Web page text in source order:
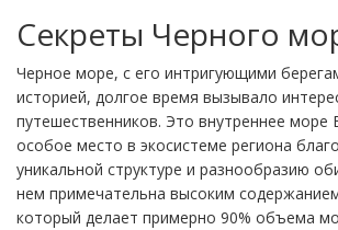
Секреты Черного
Черное море, с его интригующими
историей, долгое время вызывало
путешественников. Это внутреннее море
особое место в экосистеме региона
уникальной структуре и разнообразию
нем примечательна высоким
который делает примерно 90% объема